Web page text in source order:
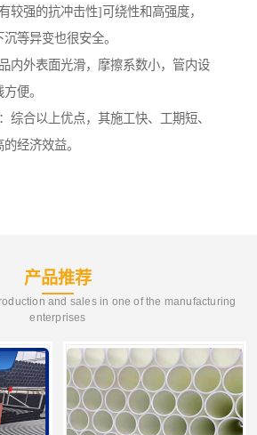
较强的抗冲击性]可绕性和高强度，
等异变也很安全。
内外表面光滑，摩擦系数小，管内设
便。
综合以上优点，其施工快、工期短、
经济效益。
产品推荐
and sales in one of the manufacturing
enterprises